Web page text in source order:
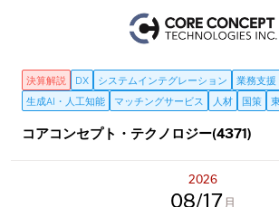
決算解説 DX システムインテグレーション 業務支援
生成AI・人工知能
マッチングサービス 人材 国策
コアコンセプト・テクノロジー(4371)
2026
08 17月